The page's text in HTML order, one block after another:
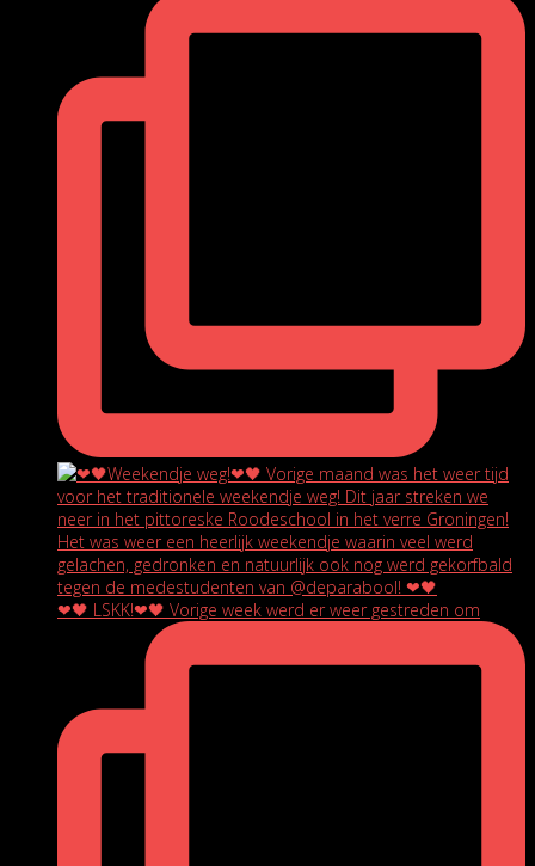
❤🖤 LSKK!❤🖤 Vorige week werd er weer gestreden om